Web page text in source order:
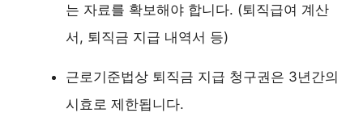
는 자료를 확보해야 합니다. (퇴직급여 계산
서, 퇴직금 지급 내역서 등)
근로기준법상 퇴직금 지급 청구권은 3년간의
시효로 제한됩니다.